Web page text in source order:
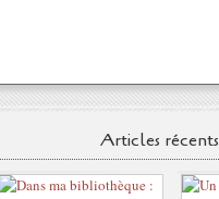
Articles récents